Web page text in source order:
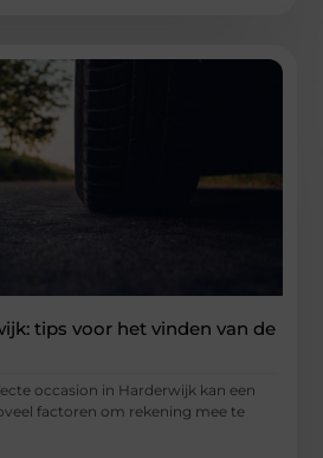
tips voor het vinden van de
occasion in Harderwijk kan een
factoren om rekening mee te